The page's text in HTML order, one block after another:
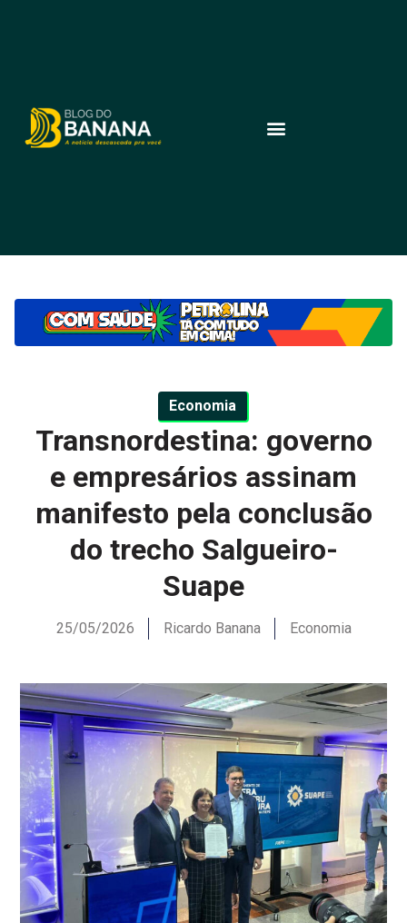
Economia
Transnordestina: governo
e empresários assinam
manifesto pela conclusão
do trecho Salgueiro-
Suape
25/05/2026 Ricardo Banana Economia